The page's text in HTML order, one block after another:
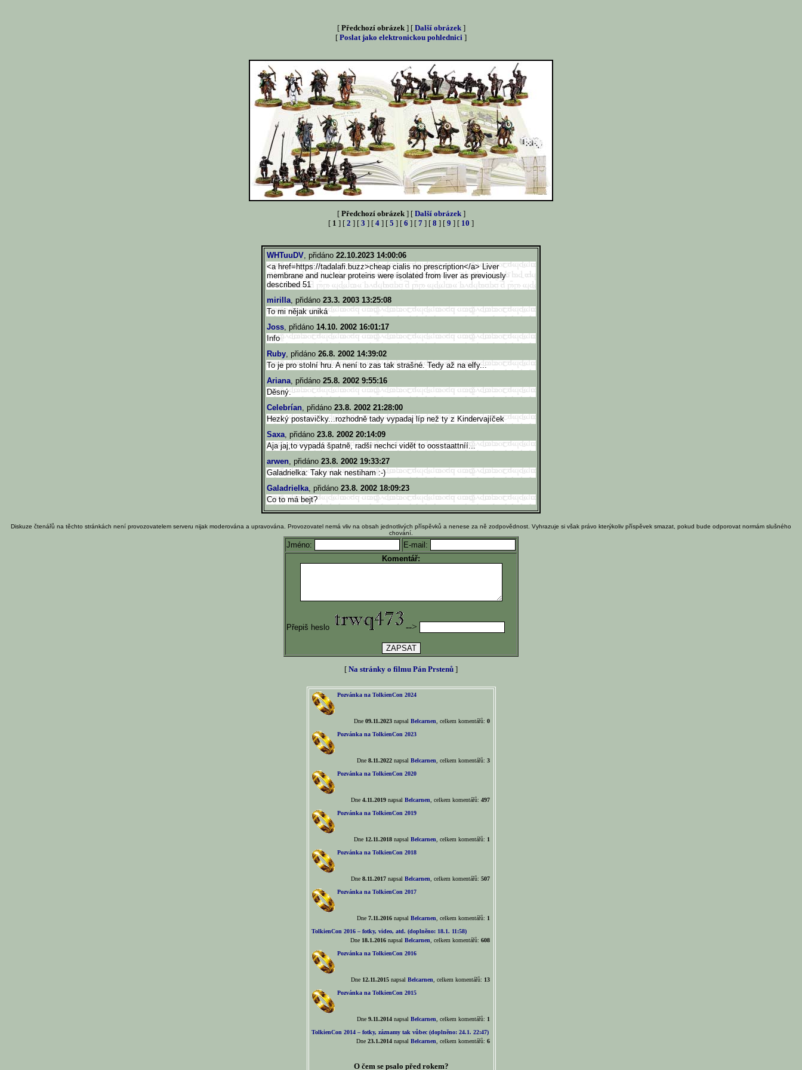
[ Předchozí obrázek] [ Další obrázek]
[ Poslat jako elektronickou pohlednici ]
[ Předchozí obrázek] [ Další obrázek]
[ 1 ] [ 2 ] [ 3 ] [ 4 ] [ 5 ] [ 6 ] [ 7 ] [ 8 ] [ 9 ] [ 10 ]
WHTuuDV, přidáno 22.10.2023 14:00:06
<a href=https://tadalafi.buzz>cheap cialis no prescription</a> Liver
membrane and nuclear proteins were isolated from liver as previously
described 51
mirilla, přidáno 23.3. 2003 13:25:08
To mi nějak uniká
Joss, přidáno 14.10. 2002 16:01:17
Info
Ruby, přidáno 26.8. 2002 14:39:02
To je pro stolní hru. A není to zas tak strašné. Tedy až na elfy...
Ariana, přidáno 25.8. 2002 9:55:16
Děsný.
Celebrían, přidáno 23.8. 2002 21:28:00
Hezký postavičky...rozhodně tady vypadaj líp než ty z Kindervajíček
Saxa, přidáno 23.8. 2002 20:14:09
Aja jaj,to vypadá špatně, radši nechci vidět to oosstaattníí...
arwen, přidáno 23.8. 2002 19:33:27
Galadrielka: Taky nak nestiham :-)
Galadrielka, přidáno 23.8. 2002 18:09:23
Co to má bejt?
Diskuze čtenářů na těchto stránkách není provozovatelem serveru nijak moderována a upravována. Provozovatel nemá vliv na obsah jednotlivých příspěvků a nenese za ně zodpovědnost. Vyhrazuje si však právo kterýkoliv příspěvek smazat, pokud bude odporovat normám slušného
chování.
Jméno:
E-mail:
Komentář:
Přepiš heslo -->
[ Na stránky o filmu Pán Prstenů ]
Pozvánka na TolkienCon 2024
Dne 09.11.2023napsal Belcarnen , celkem komentářů: 0
Pozvánka na TolkienCon 2023
Dne 8.11.2022napsal Belcarnen , celkem komentářů: 3
Pozvánka na TolkienCon 2020
Dne 4.11.2019napsal Belcarnen , celkem komentářů: 497
Pozvánka na TolkienCon 2019
Dne 12.11.2018napsal Belcarnen , celkem komentářů: 1
Pozvánka na TolkienCon 2018
Dne 8.11.2017napsal Belcarnen , celkem komentářů: 507
Pozvánka na TolkienCon 2017
Dne 7.11.2016napsal Belcarnen , celkem komentářů: 1
TolkienCon 2016 – fotky, video, atd. (doplněno: 18.1. 11:58)
Dne 18.1.2016napsal Belcarnen , celkem komentářů: 608
Pozvánka na TolkienCon 2016
Dne 12.11.2015napsal Belcarnen , celkem komentářů: 13
Pozvánka na TolkienCon 2015
Dne 9.11.2014napsal Belcarnen , celkem komentářů: 1
TolkienCon 2014 – fotky, záznamy tak vůbec (doplněno: 24.1. 22:47)
Dne 23.1.2014napsal Belcarnen , celkem komentářů: 6
O čem se psalo před rokem?